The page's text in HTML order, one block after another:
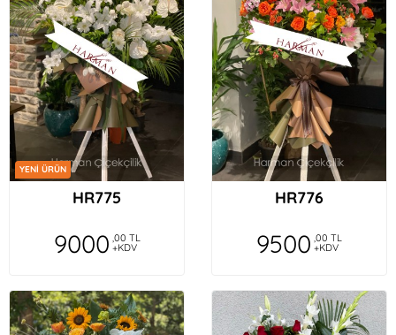
YENİ ÜRÜN
HR775
9000 ,00 TL
+KDV
HR776
9500 ,00 TL
+KDV